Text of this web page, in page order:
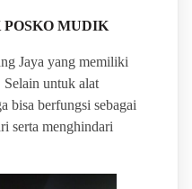
MUDIK
Jaya yang memiliki
Selain untuk alat
bisa berfungsi sebagai
serta menghindari